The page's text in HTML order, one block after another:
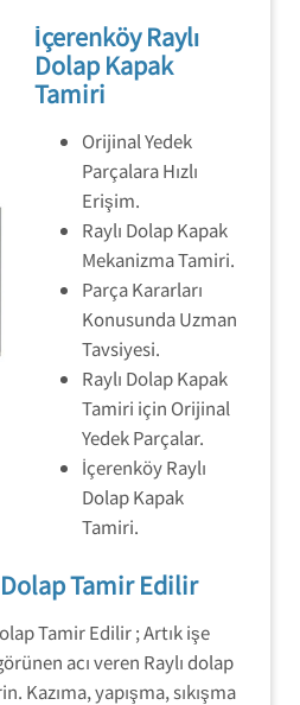
İçerenköy Raylı
Dolap Kapak
Tamiri
Orijinal Yedek
Parçalara Hızlı
Erişim.
Raylı Dolap Kapak
Mekanizma Tamiri.
Parça Kararları
Konusunda Uzman
Tavsiyesi.
Raylı Dolap Kapak
Tamiri için Orijinal
Yedek Parçalar.
İçerenköy Raylı
Dolap Kapak
Tamiri.
Tamir Edilir
Tamir Edilir ; Artık işe
acı veren Raylı dolap
Kazıma, yapışma, sıkışma